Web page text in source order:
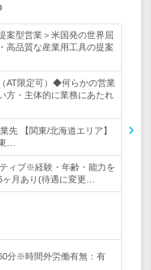
案型営業＞米国発の世界屈
高品質な産業用工具の提案
AT限定可）◆何らかの営業
方・主体的に業務にあたれ
先 【関東/北海道エリア】
…
ィブ※経験・年齢・能力を
月あり(待遇に変更…
分※時間外労働有無：有